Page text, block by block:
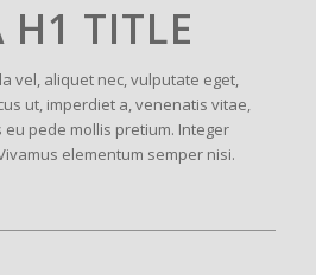
H1 TITLE
vel, aliquet nec, vulputate eget,
ut, imperdiet a, venenatis vitae,
eu pede mollis pretium. Integer
elementum semper nisi.